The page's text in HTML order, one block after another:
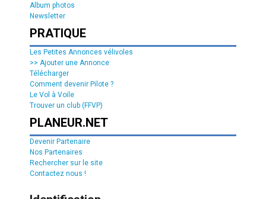
Album photos
Newsletter
PRATIQUE
Les Petites Annonces vélivoles
>> Ajouter une Annonce
Télécharger
Comment devenir Pilote ?
Le Vol à Voile
Trouver un club (FFVP)
PLANEUR.NET
Devenir Partenaire
Nos Partenaires
Rechercher sur le site
Contactez nous !